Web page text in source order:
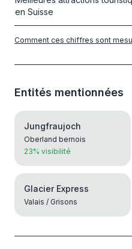
en Suisse
Comment ces chiffres sont
Entités mentionnées
Jungfraujoch
Oberland bernois
23% visibilité
Glacier Express
Valais / Grisons